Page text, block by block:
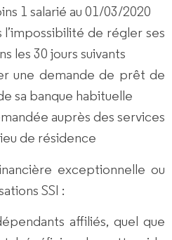
1 salarié au 01/03/2020
de régler ses
les 30 jours suivants
une demande de prêt de
sa banque habituelle
auprès des services
de résidence
exceptionnelle ou
SSI :
affiliés, quel que